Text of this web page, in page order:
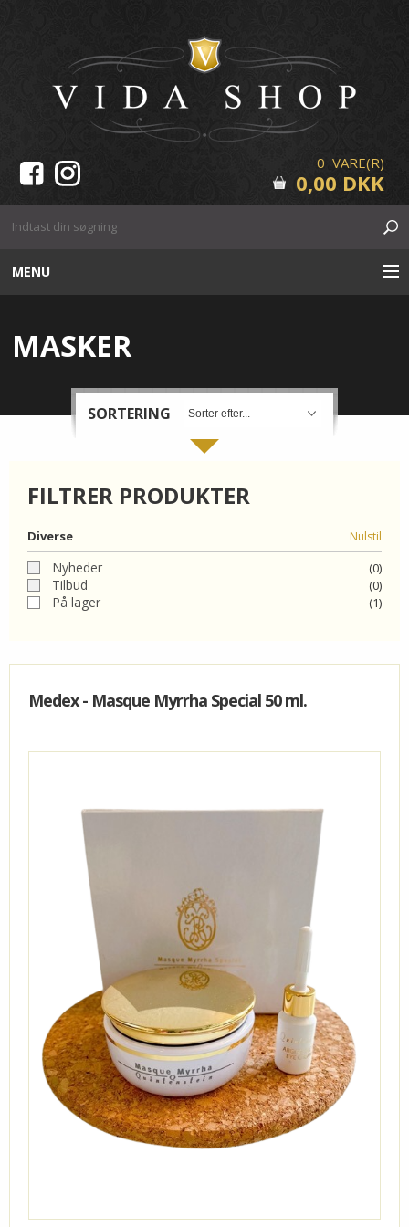
0 VARE(R)
0,00 DKK
MENU
MAKE-UP
VIPPER & BRYN
FORSIDE
KURV
BESTIL
KUNDECENTER
VIDA - KLINIK
MASKER
SORTERING
FILTRER PRODUKTER
Diverse Nulstil
Nyheder (0)
Tilbud (0)
På lager (1)
Medex - Masque Myrrha Special 50 ml.